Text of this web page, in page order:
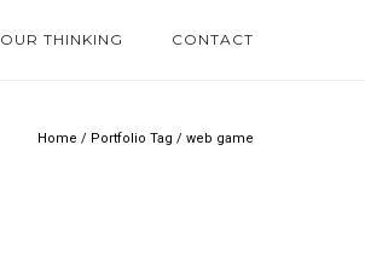
OUR THINKING CONTACT
Home / Portfolio Tag / web game